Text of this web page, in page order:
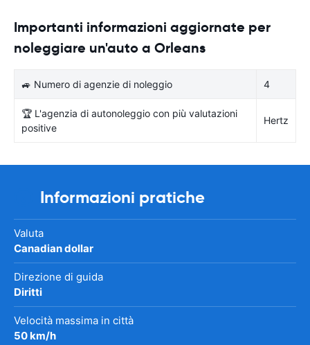
Importanti informazioni aggiornate per
noleggiare un'auto a Orleans
🚙 Numero di agenzie di noleggio 4
🏆 L'agenzia di autonoleggio con più valutazioni
positive
Hertz
Informazioni pratiche
Valuta
Canadian dollar
Direzione di guida
Diritti
Velocità massima in città
50 km/h